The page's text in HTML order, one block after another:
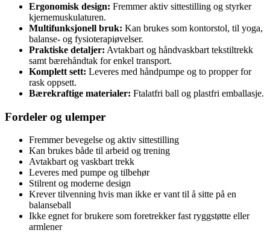
Ergonomisk design: Fremmer aktiv sittestilling og styrker
kjernemuskulaturen.
Multifunksjonell bruk: Kan brukes som kontorstol, til yoga,
balanse- og fysioterapiøvelser.
Praktiske detaljer: Avtakbart og håndvaskbart tekstiltrekk
samt bærehåndtak for enkel transport.
Komplett sett: Leveres med håndpumpe og to propper for
rask oppsett.
Bærekraftige materialer: Ftalatfri ball og plastfri emballasje.
Fordeler og ulemper
Fremmer bevegelse og aktiv sittestilling
Kan brukes både til arbeid og trening
Avtakbart og vaskbart trekk
Leveres med pumpe og tilbehør
Stilrent og moderne design
Krever tilvenning hvis man ikke er vant til å sitte på en
balanseball
Ikke egnet for brukere som foretrekker fast ryggstøtte eller
armlener